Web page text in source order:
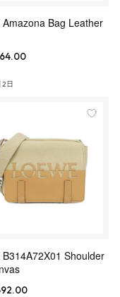
Amazona Bag Leather
日
B314A72X01 Shoulder